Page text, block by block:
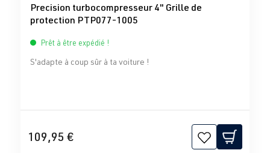
Precision turbocompresseur 4" Grille de
protection PTP077-1005
Prêt à être expédié !
S'adapte à coup sûr à ta voiture !
109,95 €